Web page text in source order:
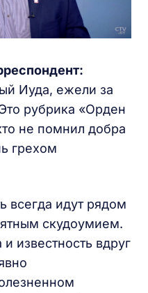
Иуда, ежели за
рубрика «Орден
не помнил добра
грехом
всегда идут рядом
скудоумием.
известность вдруг